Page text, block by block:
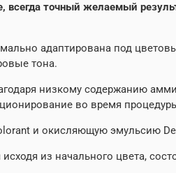
точный желаемый
адаптирована под
тона.
низкому содержанию
во время
и окисляющую эмульсию
из начального цвета,